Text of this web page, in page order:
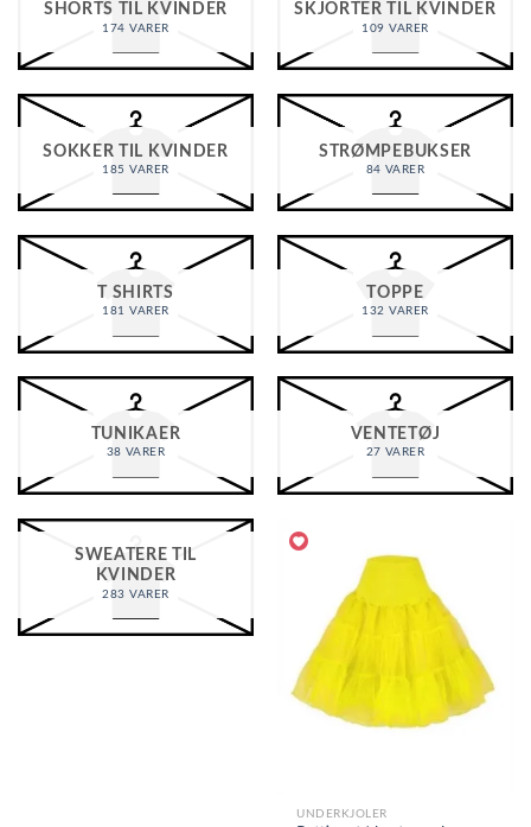
SHORTS TIL KVINDER
174 VARER
SKJORTER TIL KVINDER
109 VARER
SOKKER TIL KVINDER
185 VARER
STRØMPEBUKSER
84 VARER
T SHIRTS
181 VARER
TOPPE
132 VARER
TUNIKAER
38 VARER
VENTETØJ
27 VARER
SWEATERE TIL
KVINDER
283 VARER
UNDERKJOLER